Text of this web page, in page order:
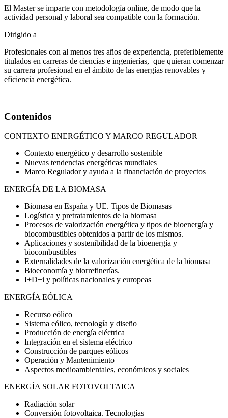
El Master se imparte con metodología online, de modo que la
actividad personal y laboral sea compatible con la formación.
Dirigido a
Profesionales con al menos tres años de experiencia, preferiblemente
titulados en carreras de ciencias e ingenierías, que quieran comenzar
su carrera profesional en el ámbito de las energías renovables y
eficiencia energética.
Contenidos
CONTEXTO ENERGÉTICO Y MARCO REGULADOR
Contexto energético y desarrollo sostenible
Nuevas tendencias energéticas mundiales
Marco Regulador y ayuda a la financiación de proyectos
ENERGÍA DE LA BIOMASA
Biomasa en España y UE. Tipos de Biomasas
Logística y pretratamientos de la biomasa
Procesos de valorización energética y tipos de bioenergía y
biocombustibles obtenidos a partir de los mismos.
Aplicaciones y sostenibilidad de la bioenergía y
biocombustibles
Externalidades de la valorización energética de la biomasa
Bioeconomía y biorrefinerías.
I+D+i y políticas nacionales y europeas
ENERGÍA EÓLICA
Recurso eólico
Sistema eólico, tecnología y diseño
Producción de energía eléctrica
Integración en el sistema eléctrico
Construcción de parques eólicos
Operación y Mantenimiento
Aspectos medioambientales, económicos y sociales
ENERGÍA SOLAR FOTOVOLTAICA
Radiación solar
Conversión fotovoltaica. Tecnologías